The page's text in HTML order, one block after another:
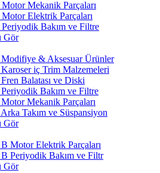
Mekanik Parçaları
Elektrik Parçaları
Bakım ve Filtre
Gör
& Aksesuar Ürünler
iç Trim Malzemeleri
Balatası ve Diski
Bakım ve Filtre
Mekanik Parçaları
Takım ve Süspansiyon
Gör
Motor Elektrik Parçaları
Periyodik Bakım ve Filtr
Gör